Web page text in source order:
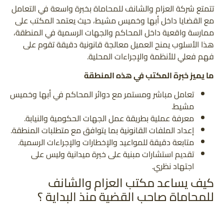
تتمتع شركة العزام والشانف للمحاماة بخبرة واسعة في التعامل
مع القضايا داخل أبها وخميس مشيط، حيث يعتمد المكتب على
ممارسة واقعية داخل المحاكم والجهات الرسمية في المنطقة،
هذا الأسلوب يمنح العميل معالجة قانونية دقيقة تقوم على
فهم فعلي للأنظمة والإجراءات المحلية.
ما يميز خبرة المكتب في هذه المنطقة
تعامل مباشر ومستمر مع دوائر المحاكم في أبها وخميس
مشيط.
معرفة عملية بطريقة عمل الجهات الحكومية والنيابة.
إعداد الملفات القانونية بما يتوافق مع متطلبات المنطقة.
متابعة دقيقة للمواعيد والإخطارات والإجراءات الرسمية.
تقديم استشارات مبنية على خبرة ميدانية وليس على
اجتهاد نظري.
كيف يساعد مكتب العزام والشانف
للمحاماة صاحب القضية منذ البداية ؟